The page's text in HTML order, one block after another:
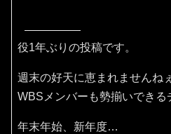
役1年ぶりの投稿です。
週末の好天に恵まれませんねぇ
WBSメンバーも勢揃いできる
年末年始、新年度…